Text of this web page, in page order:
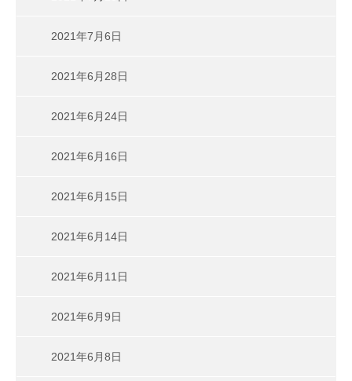
2021年7月6日
2021年6月28日
2021年6月24日
2021年6月16日
2021年6月15日
2021年6月14日
2021年6月11日
2021年6月9日
2021年6月8日